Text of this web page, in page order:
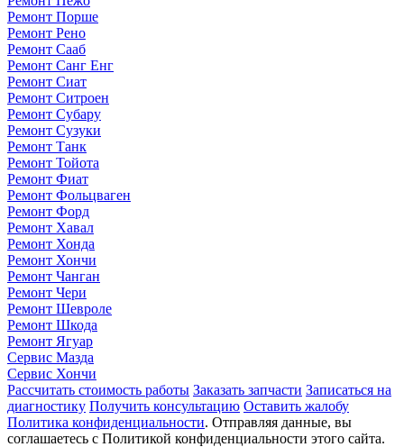
Ремонт Порше
Ремонт Рено
Ремонт Сааб
Ремонт Санг Енг
Ремонт Сиат
Ремонт Ситроен
Ремонт Субару
Ремонт Сузуки
Ремонт Танк
Ремонт Тойота
Ремонт Фиат
Ремонт Фольцваген
Ремонт Форд
Ремонт Хавал
Ремонт Хонда
Ремонт Хончи
Ремонт Чанган
Ремонт Чери
Ремонт Шевроле
Ремонт Шкода
Ремонт Ягуар
Сервис Мазда
Сервис Хончи
Рассчитать стоимость работы Заказать запчасти Записаться на
диагностику Получить консультацию Оставить жалобу
Политика конфиденциальности. Отправляя данные, вы
соглашаетесь с Политикой конфиденциальности этого сайта.